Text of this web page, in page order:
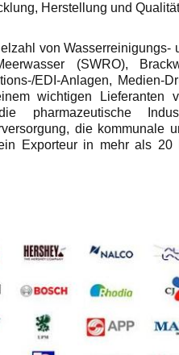
Herstellung und
von Wasserreinigungs-
(SWRO),
EDI-Anlagen, Medien-
wichtigen Lieferanten
pharmazeutische
die kommunale
Exporteur in mehr als